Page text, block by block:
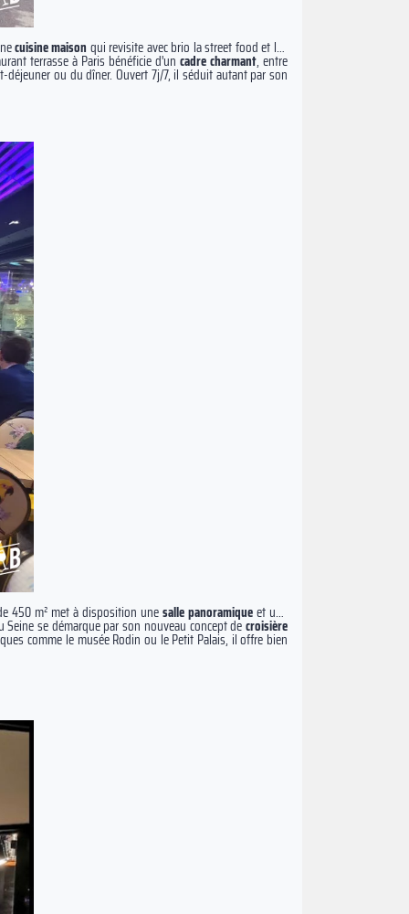
cuisine maison qui revisite avec brio la street food et les
terrasse à Paris bénéficie d'un cadre charmant, entre
ou du dîner. Ouvert 7j/7, il séduit autant par son
450 m² met à disposition unesalle panoramiqueet une
se démarque par son nouveau concept decroisière
comme le musée Rodin ou le Petit Palais, il offre bien